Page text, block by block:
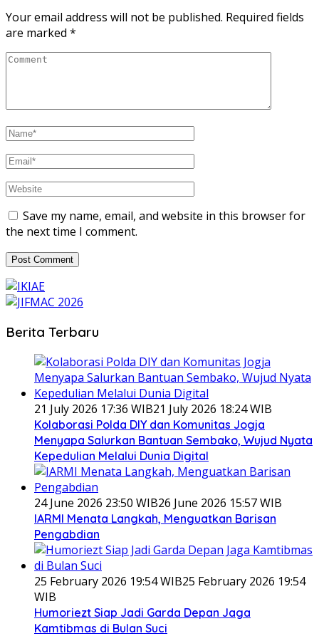
Your email address will not be published. Required fields
are marked *
Save my name, email, and website in this browser for
the next time I comment.
Berita Terbaru
21 July 2026 17:36 WIB21 July 2026 18:24 WIB
Kolaborasi Polda DIY dan Komunitas Jogja
Menyapa Salurkan Bantuan Sembako, Wujud Nyata
Kepedulian Melalui Dunia Digital
24 June 2026 23:50 WIB26 June 2026 15:57 WIB
IARMI Menata Langkah, Menguatkan Barisan
Pengabdian
25 February 2026 19:54 WIB25 February 2026 19:54
WIB
Humoriezt Siap Jadi Garda Depan Jaga
Kamtibmas di Bulan Suci